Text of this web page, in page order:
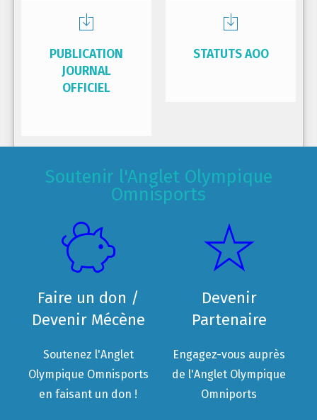
PUBLICATION
JOURNAL
OFFICIEL
STATUTS AOO
Soutenir l'Anglet Olympique
Omnisports
Faire un don /
Devenir Mécène
Soutenez l'Anglet
Olympique Omnisports
en faisant un don !
Devenir
Partenaire
Engagez-vous auprès
de l'Anglet Olympique
Omniports